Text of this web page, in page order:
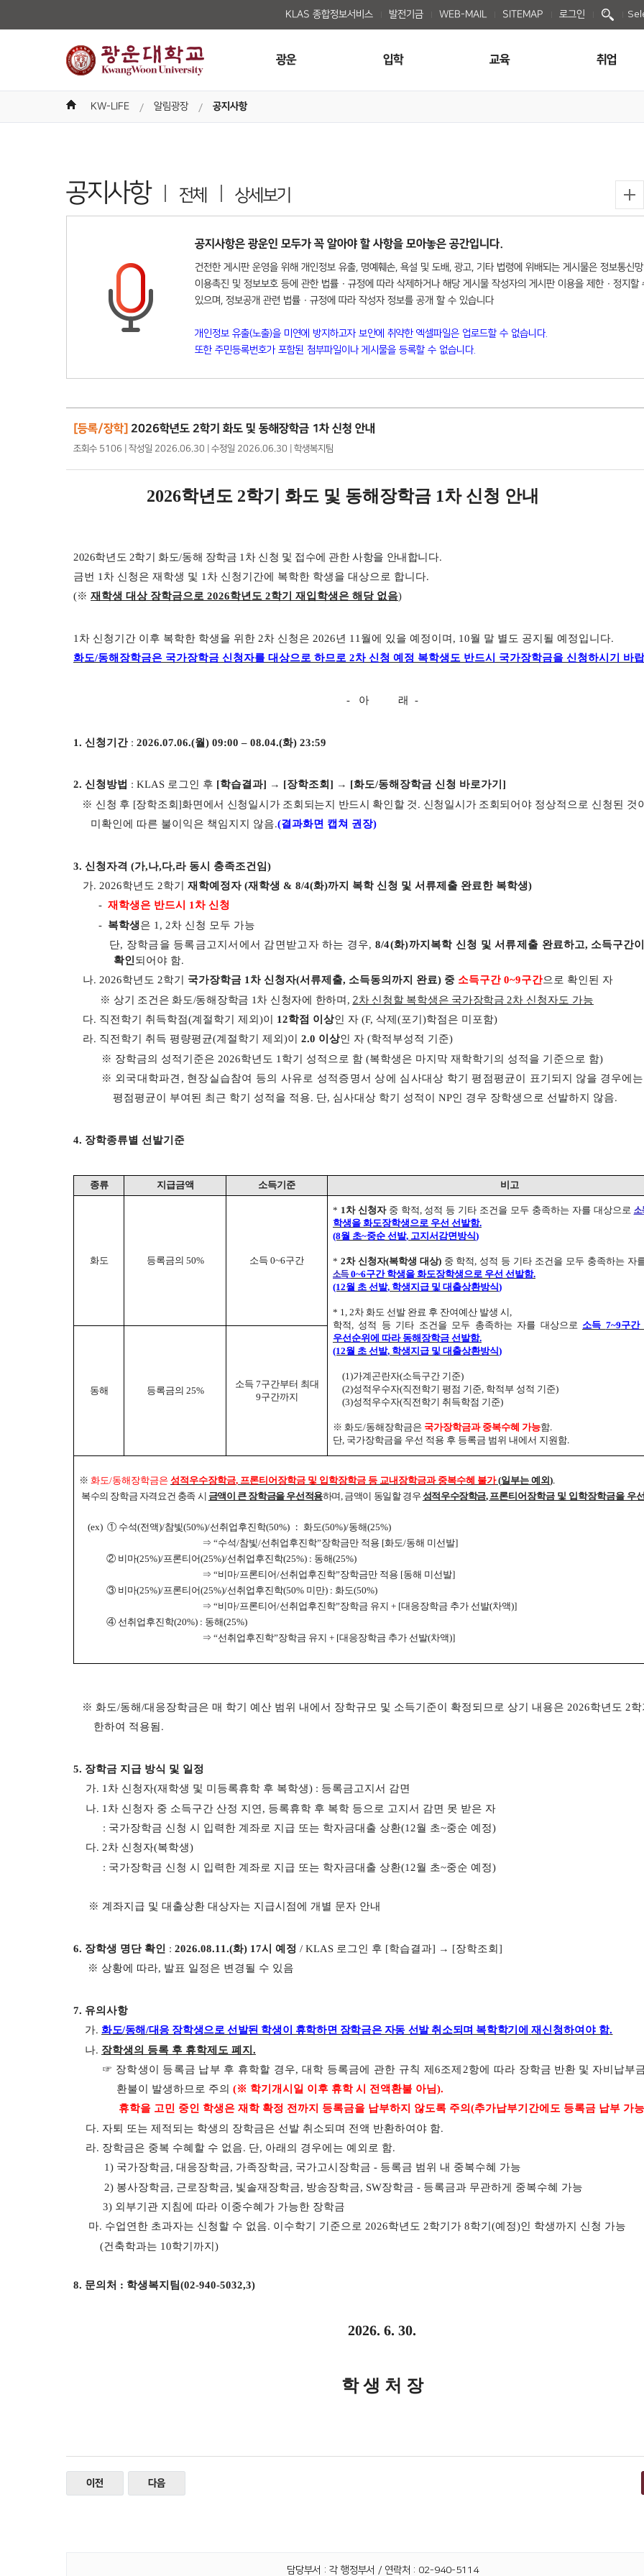
KLAS 종합정보서비스 발전기금 WEB-MAIL SITEMAP 로그인
광운 입학 교육 취업
KW-LIFE 알림광장 공지사항
공지사항 전체 상세보기
공지사항은 광운인 모두가 꼭 알아야 할 사항을 모아놓은 공간입니다.
건전한 게시판 운영을 위해 개인정보 유출, 명예훼손, 욕설 및 도배, 광고, 기타 법령에 위배되는 게시물은 정보통신망
이용촉진 및 정보보호 등에 관한 법률 · 규정에 따라 삭제하거나 해당 게시물 작성자의 게시판 이용을 제한 · 정지할
있으며, 정보공개 관련 법률 · 규정에 따라 작성자 정보를 공개 할 수 있습니다
개인정보 유출(노출)을 미연에 방지하고자 보안에 취약한 엑셀파일은 업로드할 수 없습니다.
또한 주민등록번호가 포함된 첨부파일이나 게시물을 등록할 수 없습니다.
[등록/장학]2026학년도 2학기 화도 및 동해장학금 1차 신청 안내
조회수 5106 | 작성일 2026.06.30 | 수정일 2026.06.30 | 학생복지팀
2026학년도 2학기 화도 및 동해장학금 1차 신청 안내
2026학년도 2학기 화도/동해 장학금 1 차 신청 및 접수에 관한 사항을 안내합니다.
금번 1 차 신청은 재학생 및 1 차 신청기간에 복학한 학생을 대상으로 합니다.
(※재학생 대상 장학금으로2026학년도 2학기재입학생은 해당 없음)
1 차 신청기간 이후 복학한 학생을 위한 2차 신청은 2026년 11 월에 있을 예정이며 , 10월 말 별도 공지될 예정입니다.
화도/동해장학금은 국가장학금 신청자를 대상으로 하므로2차 신청 예정 복학생도 반드시 국가장학금을신청하시기 바
- 아 래-
1.신청기간 :2026.07.06.(월) 09:00–08.04.(화) 23:59
2.신청방법 : KLAS 로그인 후 [학습결과] → [장학조회] → [화도/동해장학금 신청 바로가기]
※ 신청 후 [장학조회 ]화면에서 신청일시가 조회되는지 반드시 확인할 것. 신청일시가 조회되어야 정상적으로 신청된 것
미확인에 따른 불이익은 책임지지 않음.(결과화면 캡쳐 권장)
3.신청자격(가,나,다,라 동시 충족조건임)
가. 2026학년도 2학기재학예정자(재학생 & 8/4(화)까지 복학 신청 및 서류제출 완료한 복학생)
- 재학생은 반드시 1차 신청
- 복학생은 1, 2차 신청 모두 가능
단, 장학금을 등록금고지서에서 감면받고자 하는 경우, 8/4(화)까지복학 신청 및 서류제출 완료하고, 소득구간이
확인 되어야 함.
나. 2026학년도 2학기 국가장학금 1차 신청자(서류제출, 소득동의까지 완료) 중 소득구간0~9구간으로 확인된 자
※상기 조건은 화도/동해장학금 1차 신청자에 한하며 , 2차 신청할 복학생은 국가장학금 2차 신청자도 가능
다. 직전학기 취득학점(계절학기 제외)이 12학점 이상인 자(F,삭제(포기)학점은 미포함)
라. 직전학기 취득 평량평균(계절학기 제외)이2.0 이상인 자(학적부성적 기준)
※ 장학금의 성적기준은 2026학년도 1 학기 성적으로 함 (복학생은 마지막 재학학기의 성적을 기준으로 함)
※ 외국대학파견 , 현장실습참여 등의 사유로 성적증명서 상에 심사대상 학기 평점평균이
표기되지 않을 경우에
평점평균이 부여된 최근 학기 성적을 적용. 단, 심사대상 학기 성적이 NP인 경우 장학생으로 선발하지 않음.
4. 장학종류별 선발기준
종류 지급금액 소득기준 비고
화도 등록금의 50% 소득0~6구간
* 1 차 신청자 중 학적, 성적 등 기타 조건을 모두 충족하는 자를 대상으로
학생을 화도장학생으로 우선 선발함.
(8월 초~중순 선발, 고지서감면방식)
* 2차 신청자(복학생 대상) 중 학적, 성적 등 기타 조건을 모두 충족하는 자
소득0~6구간 학생을 화도장학생으로 우선 선발함.
(12월 초 선발, 학생지급 및 대출상환방식)
* 1, 2차 화도 선발 완료 후 잔여예산 발생 시,
학적, 성적 등 기타 조건을 모두 총족하는 자를 대상으로 소득 7~9구간
우선순위에 따라 동해장학금 선발함.
(12월 초 선발, 학생지급 및 대출상환방식)
(1)가계곤란자(소득구간 기준)
(2)성적우수자(직전학기 평점 기준, 학적부 성적 기준)
(3)성적우수자(직전학기 취득학점 기준)
※ 화도/동해장학금은 국가장학금과 중복수혜 가능함.
단, 국가장학금을 우선 적용 후 등록금 범위 내에서 지원함.
동해 등록금의 25%
소득 7구간부터 최대
9구간까지
※ 화도/동해장학금은 성적우수장학금, 프론티어장학금 및 입학장학금 등 교내장학금과 중복수혜 불가(일부는 예외).
복수의 장학금 자격요건 충족 시 금액이 큰 장학금을 우선적용하며, 금액이 동일할 경우성적우수장학금, 프론티어장학금 및 입학장학금을 우
(ex) ① 수석(전액)/참빛(50%)/선취업후진학(50%) ： 화도(50%)/동해(25%)
⇒ “수석/참빛/선취업후진학”장학금만 적용 [화도/동해 미선발]
② 비마(25%)/프론티어(25%)/선취업후진학(25%) : 동해(25%)
⇒ “비마/프론티어/선취업후진학”장학금만 적용 [동해 미선발]
③ 비마(25%)/프론티어(25%)/선취업후진학(50% 미만) : 화도(50%)
⇒ “비마/프론티어/선취업후진학”장학금 유지 + [대응장학금 추가 선발(차액)]
④ 선취업후진학(20%) : 동해(25%)
⇒ “선취업후진학”장학금 유지 + [대응장학금 추가 선발(차액)]
※ 화도/동해/대응장학금은 매 학기 예산 범위 내에서 장학규모 및 소득기준이 확정되므로 상기 내용은 2026학년도 2
한하여 적용됨.
5. 장학금 지급 방식 및 일정
가. 1차 신청자(재학생 및 미등록휴학 후 복학생) : 등록금고지서 감면
나. 1 차 신청자 중 소득구간 산정 지연, 등록휴학 후 복학 등으로 고지서 감면 못 받은 자
: 국가장학금 신청 시 입력한 계좌로 지급 또는 학자금대출 상환(12월 초~중순 예정)
다. 2차 신청자(복학생)
: 국가장학금 신청 시 입력한 계좌로 지급 또는 학자금대출 상환(12월 초~중순 예정)
※계좌지급 및 대출상환 대상자는 지급시점에 개별 문자 안내
6. 장학생 명단 확인 :2026.08.11.(화) 17시 예정 / KLAS 로그인 후 [학습결과] → [장학조회 ]
※상황에 따라, 발표 일정은 변경될 수 있음
7. 유의사항
가.화도/동해/대응 장학생으로 선발된 학생이 휴학하면 장학금은 자동 선발 취소되며 복학학기에 재신청하여야 함.
​ 나. 장학생의 등록 후 휴학제도 폐지.
​ ☞ 장학생이 등록금 납부 후 휴학할 경우, 대학 등록금에 관한 규칙 제 6조제 2항에 따라 장학금 반환 및 자비납부
환불이 발생하므로 주의(※ 학기개시일 이후 휴학 시 전액환불 아님).
휴학을 고민 중인 학생은 재학 확정 전까지 등록금을 납부하지 않도록 주의 (추가납부기간에도 등록금 납부 가능
다. 자퇴 또는 제적되는 학생의 장학금은 선발 취소되며 전액 반환하여야 함.
라. 장학금은 중복 수혜할 수 없음. 단, 아래의 경우에는 예외로 함.
1) 국가장학금, 대응장학금, 가족장학금, 국가고시장학금 - 등록금 범위 내 중복수혜 가능
2) 봉사장학금, 근로장학금, 빛솔재장학금, 방송장학금, SW장학금 - 등록금과 무관하게 중복수혜 가능
3) 외부기관 지침에 따라 이중수혜가 가능한 장학금
마. 수업연한 초과자는 신청할 수 없음. 이수학기 기준으로2026학년도 2학기가8학기(예정)인 학생까지 신청 가능
(건축학과는 10학기까지)
8. 문의처 : 학생복지팀(02-940-5032,3)
2026. 6. 30.
학 생 처 장
이전 다음
담당부서 : 각 행정부서 / 연락처 : 02-940-5114